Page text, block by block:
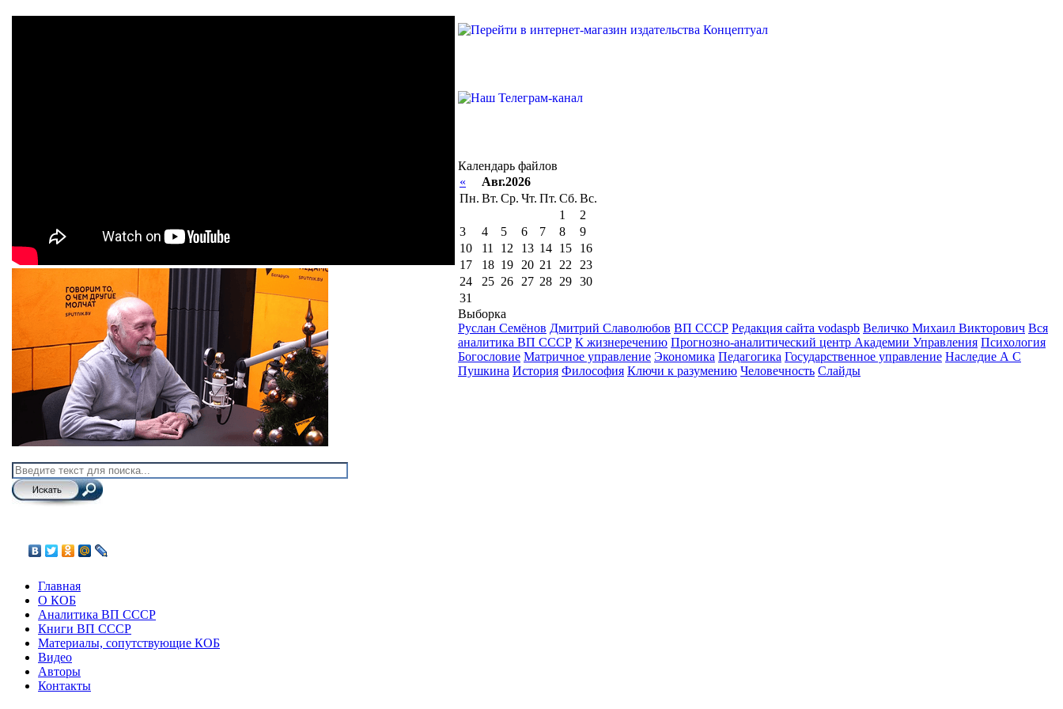
Календарь файлов
«
Авг.2026
Пн. Вт. Ср. Чт. Пт. Сб. Вс.
1
2
3
4 5 6 7 8
9
10
11 12 13 14 15
16
17
18 19 20 21 22
23
24
25 26 27 28 29 30
31
Выборка
Руслан Семёнов Дмитрий Славолюбов ВП СССР Редакция сайта vodaspb Величко Михаил Викторович Вся
аналитика ВП СССР К жизнеречению Прогнозно-аналитический центр Академии Управления Психология
Богословие Матричное управление Экономика Педагогика Государственное управление Наследие А С
Пушкина История Философия Ключи к разумению Человечность Слайды
Главная
О КОБ
Аналитика ВП СССР
Книги ВП СССР
Материалы, сопутствующие КОБ
Видео
Авторы
Контакты